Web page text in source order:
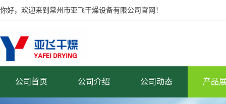
你好，欢迎来到常州市亚飞干燥设备有限公司官网！
公司首页 公司介绍 公司动态 产品